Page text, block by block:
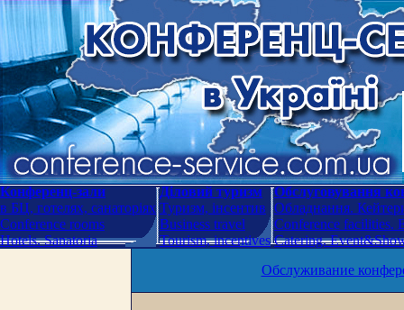
Конференц-зали
в БЦ, готелях, санаторіях
Conference rooms
Hotels. Sanatoria
Діловий туризм
Туризм, інсентив
Business travel
Tourism, incentives
Обслуговування
Обладнання.
Conference facilities.
Catering.
Обслуживание